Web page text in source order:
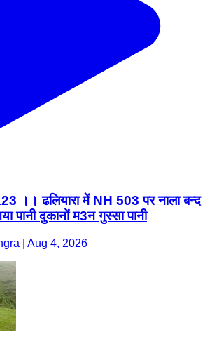
।। ढलियारा में NH 503 पर नाला बन्द
पानी दुकानों म3न गुस्सा पानी
| Aug 4, 2026